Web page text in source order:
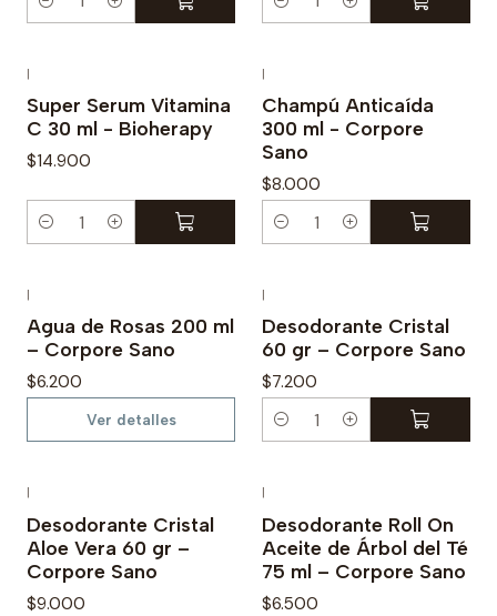
n
t
i
d
n
t
i
d
a
|
Super Serum Vitamina
C 30 ml - Bioherapy
$14.900
n
t
i
d
d
|
Champú Anticaída
300 ml - Corpore
Sano
$8.000
n
t
i
d
d
|
Agua de Rosas 200 ml
– Corpore Sano
$6.200
Ver detalles
|
Desodorante Cristal
60 gr – Corpore Sano
$7.200
n
t
i
d
a
|
Desodorante Cristal
Aloe Vera 60 gr –
Corpore Sano
$9.000
|
Desodorante Roll On
Aceite de Árbol del Té
75 ml – Corpore Sano
$6.500